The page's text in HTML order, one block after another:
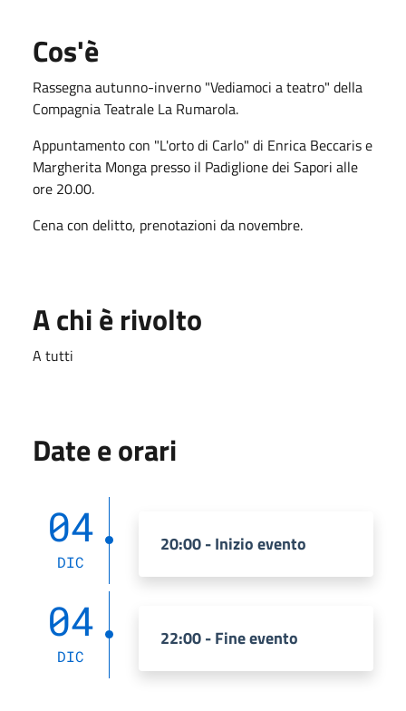
Cos'è
Rassegna autunno-inverno "Vediamoci a teatro" della
Compagnia Teatrale La Rumarola.
Appuntamento con "L'orto di Carlo" di Enrica Beccaris e
Margherita Monga presso il Padiglione dei Sapori alle
ore 20.00.
Cena con delitto, prenotazioni da novembre.
A chi è rivolto
A tutti
Date e orari
04
DIC
20:00 - Inizio evento
04
DIC
22:00 - Fine evento